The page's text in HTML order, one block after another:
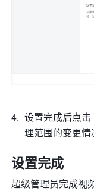
设置完成后点击
理范围的变更
设置完成
超级管理员完成视